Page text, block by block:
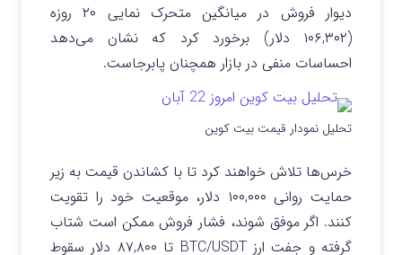
دیوار فروش در میانگین متحرک نمایی ۲۰ روزه
(۱۰۶,۳۰۲ دلار) برخورد کرد که نشان می‌دهد
احساسات منفی در بازار همچنان پابرجاست.
تحلیل نمودار قیمت بیت کوین
خرس‌ها تلاش خواهند کرد تا با کشاندن قیمت به زیر
حمایت روانی ۱۰۰,۰۰۰ دلار، موقعیت خود را تقویت
کنند. اگر موفق شوند، فشار فروش ممکن است شتاب
گرفته و جفت ارز BTC/USDT تا ۸۷,۸۰۰ دلار سقوط